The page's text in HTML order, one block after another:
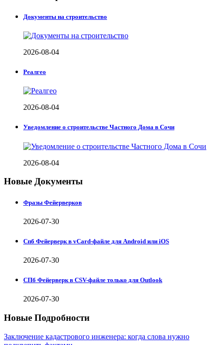
Документы на строительство
2026-08-04
Реалгео
2026-08-04
Уведомление о строительстве Частного Дома в Сочи
2026-08-04
Новые Документы
Фразы Фейерверков
2026-07-30
Спб Фейерверк в vCard-файле для Android или iOS
2026-07-30
СПб Фейерверк в CSV-файле только для Outlook
2026-07-30
Новые Подробности
Заключение кадастрового инженера: когда слова нужно